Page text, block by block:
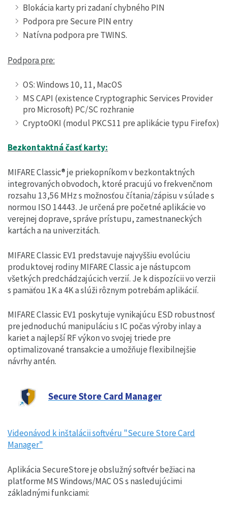
Blokácia karty pri zadaní chybného PIN
Podpora pre Secure PIN entry
Natívna podpora pre TWINS.
Podpora pre:
OS: Windows 10, 11, MacOS
MS CAPI (existence Cryptographic Services Provider
pro Microsoft) PC/SC rozhranie
CryptoOKI (modul PKCS11 pre aplikácie typu Firefox)
Bezkontaktná časť karty:
MIFARE Classic® je priekopníkom v bezkontaktných
integrovaných obvodoch, ktoré pracujú vo frekvenčnom
rozsahu 13,56 MHz s možnosťou čítania/zápisu v súlade s
normou ISO 14443. Je určená pre početné aplikácie vo
verejnej doprave, správe prístupu, zamestnaneckých
kartách a na univerzitách.
MIFARE Classic EV1 predstavuje najvyššiu evolúciu
produktovej rodiny MIFARE Classic a je nástupcom
všetkých predchádzajúcich verzií. Je k dispozícii vo verzii
s pamäťou 1K a 4K a slúži rôznym potrebám aplikácií.
MIFARE Classic EV1 poskytuje vynikajúcu ESD robustnosť
pre jednoduchú manipuláciu s IC počas výroby inlay a
kariet a najlepší RF výkon vo svojej triede pre
optimalizované transakcie a umožňuje flexibilnejšie
návrhy antén.
Secure Store Card Manager
Videonávod k inštalácii softvéru "Secure Store Card
Manager"
Aplikácia SecureStore je obslužný softvér bežiaci na
platforme MS Windows/MAC OS s nasledujúcimi
základnými funkciami: